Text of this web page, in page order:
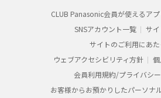
CLUB Panasonic会員が使えるア
SNSアカウント一覧
サ
サイトのご利用にあた
ウェブアクセシビリティ方針
会員利用規約/プライバシ
お客様からお預かりしたパーソナ